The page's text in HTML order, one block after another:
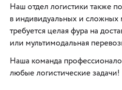
Наш отдел логистики также
в индивидуальных и сложных
требуется целая фура на
или мультимодальная
Наша команда
любые логистические задачи!